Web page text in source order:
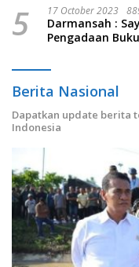
5 17 October 2023
Darmansah :
Pengadaan
Berita Nasional
Dapatkan update berita
Indonesia